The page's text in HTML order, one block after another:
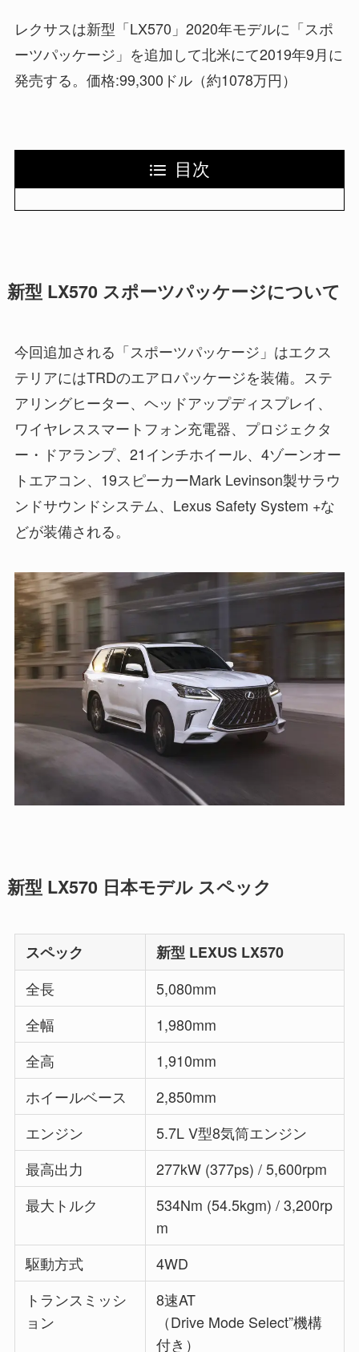
レクサスは新型「LX570」2020年モデルに「スポ
ーツパッケージ」を追加して北米にて2019年9月に
発売する。価格:99,300ドル（約1078万円）
目次
新型 LX570 スポーツパッケージについて
今回追加される「スポーツパッケージ」はエクス
テリアにはTRDのエアロパッケージを装備。ステ
アリングヒーター、ヘッドアップディスプレイ、
ワイヤレススマートフォン充電器、プロジェクタ
ー・ドアランプ、21インチホイール、4ゾーンオー
トエアコン、19スピーカーMark Levinson製サラウ
ンドサウンドシステム、Lexus Safety System +な
どが装備される。
新型 LX570 日本モデル スペック
スペック
新型 LEXUS LX570
全長
5,080mm
全幅
1,980mm
全高
1,910mm
ホイールベース
2,850mm
エンジン
5.7L V型8気筒エンジン
最高出力
277kW (377ps) / 5,600rpm
最大トルク
534Nm (54.5kgm) / 3,200rp
m
駆動方式
4WD
トランスミッシ
ョン
8速AT
（Drive Mode Select”機構
付き）